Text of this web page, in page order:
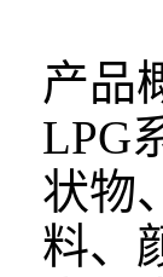
产品
LPG
状物
料、